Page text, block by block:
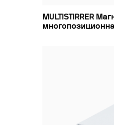
MULTISTIRRER